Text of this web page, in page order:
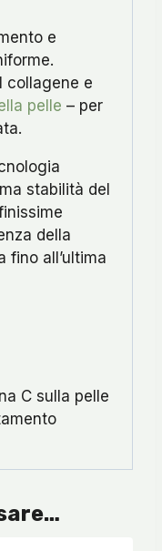
e
collagene e
pelle – per
stabilità del
della
fino all’ultima
C sulla pelle